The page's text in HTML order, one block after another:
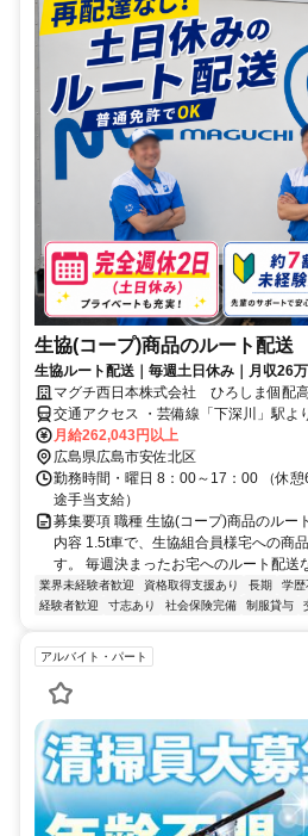
生協(コープ)商品のルート配送
生協ルート配送｜毎週土日休み｜月収26
許OK｜正社員登用制度あり
マグチ西日本株式会社 ひろしま個配
交通アクセス ・芸備線「下深川」駅よ
OK
月給262,043円以上
広島県広島市安佐北区
勤務時間・曜日 8：00～17：00 （休
途手当支給）
募集要項 職種 生協(コープ)商品のルー
内容 1.5t車で、生協組合員様宅への商
す。 毎週決まったお宅へのルート配送
業界未経験者歓迎 資格取得支援あり 長期 学歴
経験者歓迎
寸志あり 社会保険完備 制服貸与
アルバイト・パート